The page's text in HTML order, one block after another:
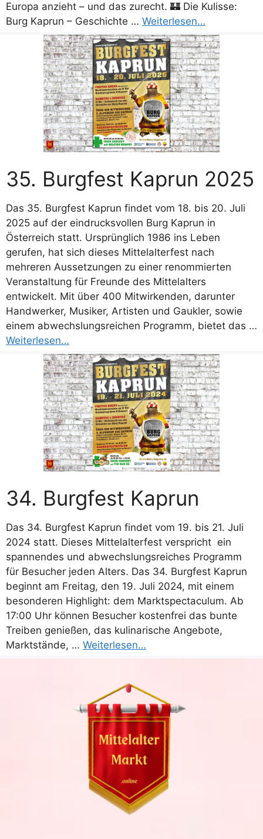
Europa anzieht – und das zurecht. 🏰 Die Kulisse:
Burg Kaprun – Geschichte … Weiterlesen…
35. Burgfest Kaprun 2025
Das 35. Burgfest Kaprun findet vom 18. bis 20. Juli
2025 auf der eindrucksvollen Burg Kaprun in
Österreich statt. Ursprünglich 1986 ins Leben
gerufen, hat sich dieses Mittelalterfest nach
mehreren Aussetzungen zu einer renommierten
Veranstaltung für Freunde des Mittelalters
entwickelt. Mit über 400 Mitwirkenden, darunter
Handwerker, Musiker, Artisten und Gaukler, sowie
einem abwechslungsreichen Programm, bietet das …
Weiterlesen…
34. Burgfest Kaprun
Das 34. Burgfest Kaprun findet vom 19. bis 21. Juli
2024 statt. Dieses Mittelalterfest verspricht ein
spannendes und abwechslungsreiches Programm
für Besucher jeden Alters. Das 34. Burgfest Kaprun
beginnt am Freitag, den 19. Juli 2024, mit einem
besonderen Highlight: dem Marktspectaculum. Ab
17:00 Uhr können Besucher kostenfrei das bunte
Treiben genießen, das kulinarische Angebote,
Marktstände, … Weiterlesen…